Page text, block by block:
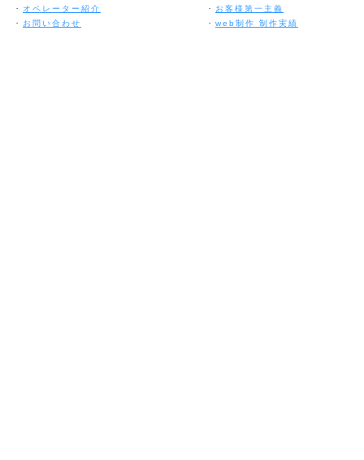
・ オペレーター紹介
・ お問い合わせ
・ お客様第一主義
・ web制作 制作実績